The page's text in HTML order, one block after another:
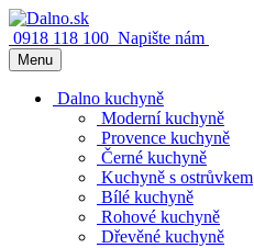
0918 118 100 Napište nám
Menu
Dalno kuchyně
Moderní kuchyně
Provence kuchyně
Černé kuchyně
Kuchyně s ostrůvkem
Bílé kuchyně
Rohové kuchyně
Dřevěné kuchyně